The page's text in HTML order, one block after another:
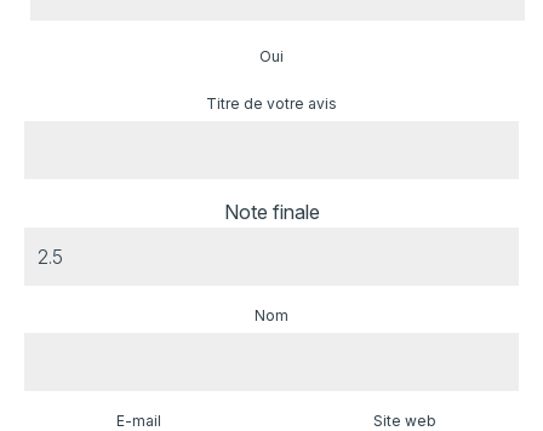
Oui
Titre de votre avis
Note finale
Nom
E-mail Site web